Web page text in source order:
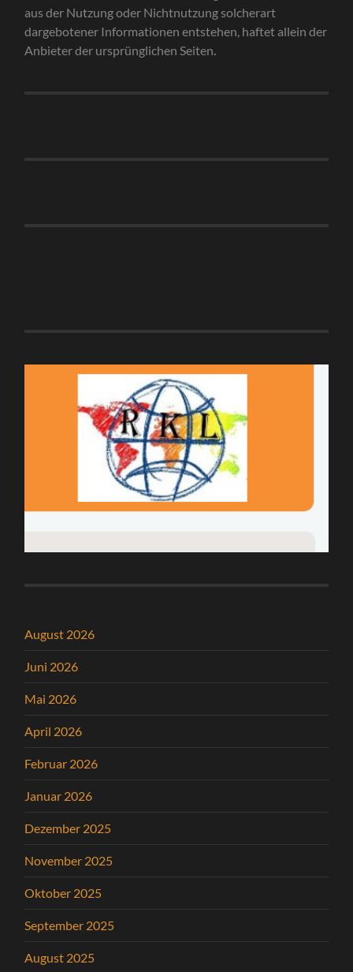
aus der Nutzung oder Nichtnutzung solcherart
dargebotener Informationen entstehen, haftet allein der
Anbieter der ursprünglichen Seiten.
August 2026
Juni 2026
Mai 2026
April 2026
Februar 2026
Januar 2026
Dezember 2025
November 2025
Oktober 2025
September 2025
August 2025